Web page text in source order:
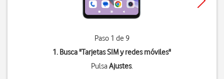
Paso 1 de 9
1. Busca "Tarjetas SIM y redes móviles"
PulsaAjustes.